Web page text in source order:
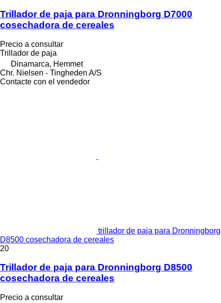
Trillador de paja para Dronningborg D7000
cosechadora de cereales
Precio a consultar
Trillador de paja
Dinamarca, Hemmet
Chr. Nielsen - Tingheden A/S
Contacte con el vendedor
trillador de paja para Dronningborg
D8500 cosechadora de cereales
20
Trillador de paja para Dronningborg D8500
cosechadora de cereales
Precio a consultar